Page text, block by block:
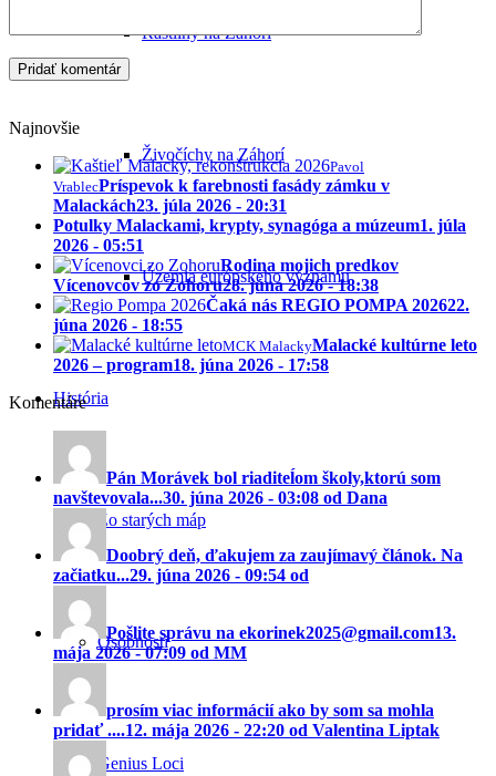
Rastliny na Záhorí
Živočíchy na Záhorí
Územia európskeho významu
História
Zo starých máp
Osobnosti
Genius Loci
Najnovšie
Pavol
VrablecPríspevok k farebnosti fasády zámku v
Malackách23. júla 2026 - 20:31
Potulky Malackami, krypty, synagóga a múzeum1. júla
2026 - 05:51
Rodina mojich predkov
Vícenovcov zo Zohoru28. júna 2026 - 18:38
Čaká nás REGIO POMPA 202622.
júna 2026 - 18:55
MCK MalackyMalacké kultúrne leto
2026 – program18. júna 2026 - 17:58
Komentáre
Pán Morávek bol riaditeĺom školy,ktorú som
navštevovala...30. júna 2026 - 03:08 od Dana
Doobrý deň, ďakujem za zaujímavý článok. Na
začiatku...29. júna 2026 - 09:54 od
Pošlite správu na ekorinek2025@gmail.com13.
mája 2026 - 07:09 od MM
prosím viac informácií ako by som sa mohla
pridať ....12. mája 2026 - 22:20 od Valentina Liptak